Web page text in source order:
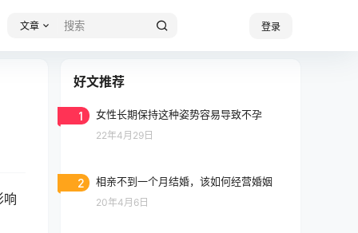
文章 登录
响
好文推荐
1 女性长期保持这种姿势容易导致不孕
22年4月29日
2 相亲不到一个月结婚，该如何经营婚姻
20年4月6日